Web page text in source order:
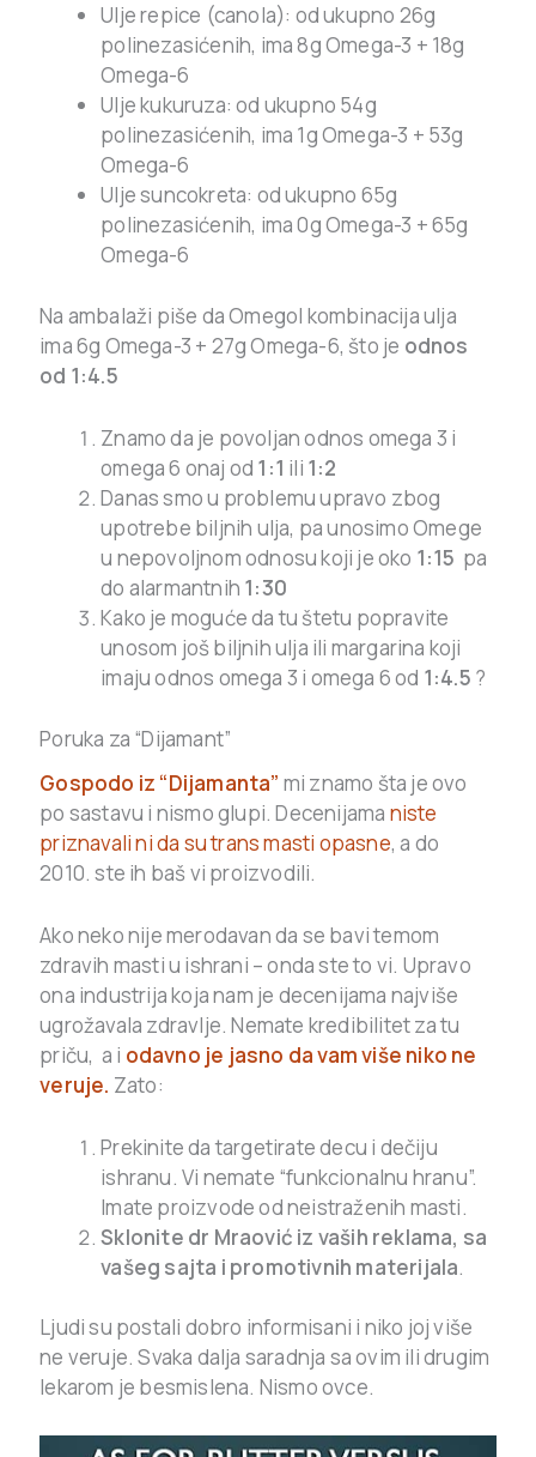
Ulje repice (canola): od ukupno 26g
polinezasićenih, ima 8g Omega-3 + 18g
Omega-6
Ulje kukuruza: od ukupno 54g
polinezasićenih, ima 1g Omega-3 + 53g
Omega-6
Ulje suncokreta: od ukupno 65g
polinezasićenih, ima 0g Omega-3 + 65g
Omega-6
Na ambalaži piše da Omegol kombinacija ulja
ima 6g Omega-3 + 27g Omega-6, što je odnos
od 1:4.5
Znamo da je povoljan odnos omega 3 i
omega 6 onaj od 1:1 ili 1:2
Danas smo u problemu upravo zbog
upotrebe biljnih ulja, pa unosimo Omege
u nepovoljnom odnosu koji je oko 1:15 pa
do alarmantnih 1:30
Kako je moguće da tu štetu popravite
unosom još biljnih ulja ili margarina koji
imaju odnos omega 3 i omega 6 od 1:4.5 ?
Poruka za “Dijamant”
Gospodo iz “Dijamanta” mi znamo šta je ovo
po sastavu i nismo glupi. Decenijama niste
priznavali ni da su trans masti opasne, a do
2010. ste ih baš vi proizvodili.
Ako neko nije merodavan da se bavi temom
zdravih masti u ishrani – onda ste to vi. Upravo
ona industrija koja nam je decenijama najviše
ugrožavala zdravlje. Nemate kredibilitet za tu
priču, a i odavno je jasno da vam više niko ne
veruje. Zato:
Prekinite da targetirate decu i dečiju
ishranu. Vi nemate “funkcionalnu hranu”.
Imate proizvode od neistraženih masti.
Sklonite dr Mraović iz vaših reklama, sa
vašeg sajta i promotivnih materijala.
Ljudi su postali dobro informisani i niko joj više
ne veruje. Svaka dalja saradnja sa ovim ili drugim
lekarom je besmislena. Nismo ovce.